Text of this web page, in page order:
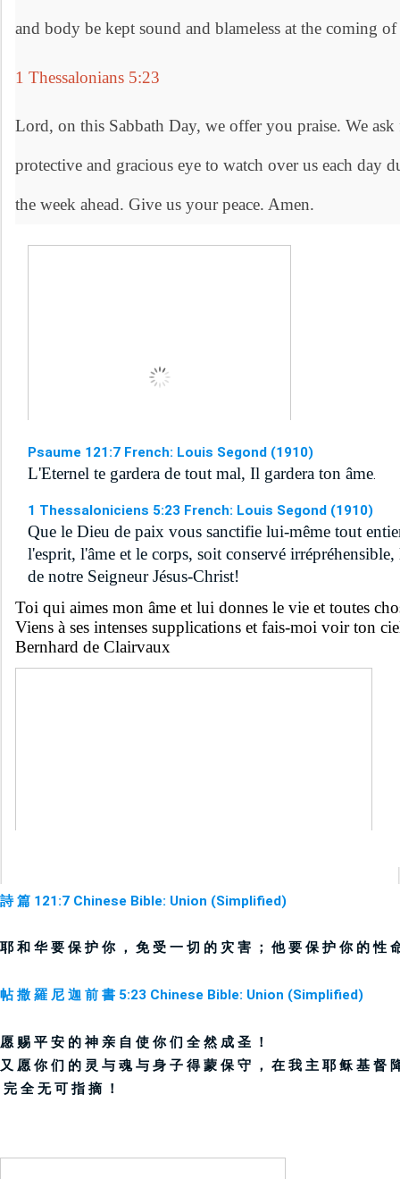
and body be kept sound and blameless at the coming
1 Thessalonians 5:23
Lord, on this Sabbath Day, we offer you praise. We
protective and gracious eye to watch over us each day
the week ahead. Give us your peace. Amen.
Psaume 121:7 French: Louis Segond (1910)
L'Eternel te gardera de tout mal, Il gardera ton âme.
1 Thessaloniciens 5:23 French: Louis Segond (1910)
Que le Dieu de paix vous sanctifie lui-même tout
l'esprit, l'âme et le corps, soit conservé
de notre Seigneur Jésus-Christ!
Toi qui aimes mon âme et lui donnes le vie et toutes
Viens à ses intenses supplications et fais-moi voir ton
Bernhard de Clairvaux
詩 篇 121:7 Chinese Bible: Union (Simplified)
耶 和 华 要 保 护 你 ， 免 受 一 切 的 灾 害 ； 他 要 保 护 你 的 性
帖 撒 羅 尼 迦 前 書 5:23 Chinese Bible: Union (Simplified)
愿 赐 平 安 的 神 亲 自 使 你 们 全 然 成 圣 ！
又 愿 你 们 的 灵 与 魂 与 身 子 得 蒙 保 守 ， 在 我 主 耶 稣 基 督
完 全 无 可 指 摘 ！